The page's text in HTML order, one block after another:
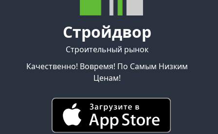
Стройдвор
Строительный рынок
Качественно! Вовремя! По Самым Низким
Ценам!